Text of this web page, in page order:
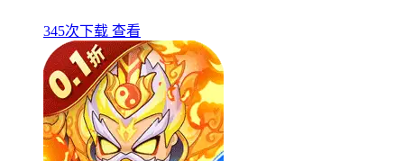
345次下载 查看